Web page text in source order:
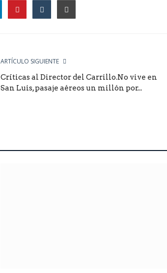
ARTÍCULO SIGUIENTE
Críticas al Director del Carrillo.No vive en
San Luis, pasaje aéreos un millón por...